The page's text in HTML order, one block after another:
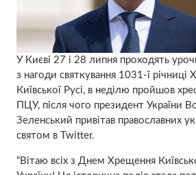
У Києві 27 і 28 липня проходять
з нагоди святкування 1031-ї річниці
Київської Русі, в неділю пройшов
ПЦУ, після чого президент України
Зеленський привітав православних
святом в Twitter.
“Вітаю всіх з Днем Хрещення